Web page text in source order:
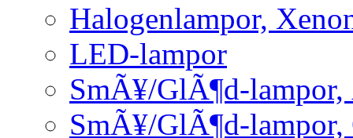
Halogenlampor,
LED-lampor
SmÃ¥/GlÃ¶d-
SmÃ¥/GlÃ¶d-lampor,